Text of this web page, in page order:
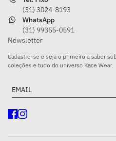
(31) 3024-8193
WhatsApp
(31) 99355-0591
Newsletter
Cadastre-se e seja o primeiro a saber
coleções e tudo do universo Kace Wear
Email
Este site é protegido por